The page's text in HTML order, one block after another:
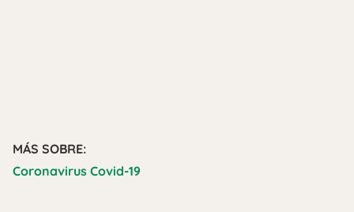
MÁS SOBRE:
Coronavirus Covid-19